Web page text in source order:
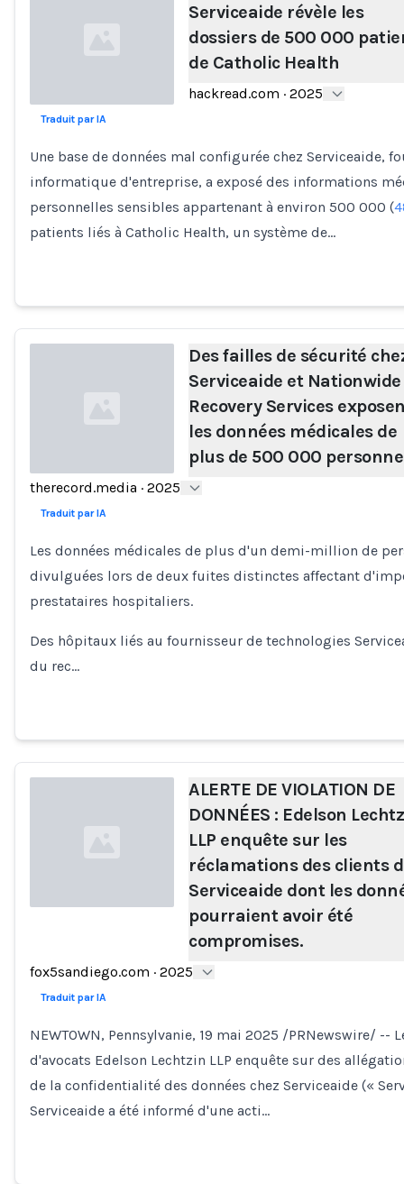
Serviceaide révèle les
dossiers de 500 000
de Catholic Health
hackread.com · 2025
Traduit par IA
Une base de données mal configurée chez Serviceaide,
informatique d'entreprise, a exposé des informations
personnelles sensibles appartenant à environ 500 000 (
patients liés à Catholic Health, un système de…
Loading...
Des failles de sécurité
Serviceaide et Nationwide
Recovery Services
les données médicales de
plus de 500 000
therecord.media · 2025
Traduit par IA
Les données médicales de plus d'un demi-million de
divulguées lors de deux fuites distinctes affectant
prestataires hospitaliers.
Des hôpitaux liés au fournisseur de technologies
du rec…
ALERTE DE VIOLATION DE
DONNÉES : Edelson
LLP enquête sur les
réclamations des clients
Serviceaide dont les
pourraient avoir été
compromises.
fox5sandiego.com · 2025
Traduit par IA
NEWTOWN, Pennsylvanie, 19 mai 2025 /PRNewswire/ --
d'avocats Edelson Lechtzin LLP enquête sur des
de la confidentialité des données chez Serviceaide («
Serviceaide a été informé d'une acti…